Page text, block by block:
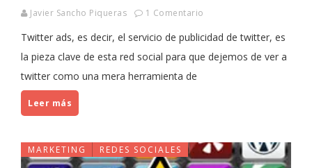
Javier Sancho Piqueras 1 Comentario
Twitter ads, es decir, el servicio de publicidad de twitter, es
la pieza clave de esta red social para que dejemos de ver a
twitter como una mera herramienta de
Leer más
MARKETING REDES SOCIALES